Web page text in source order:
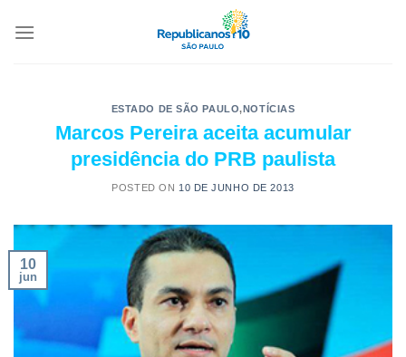
ESTADO DE SÃO PAULO,NOTÍCIAS
Marcos Pereira aceita acumular
presidência do PRB paulista
POSTED ON 10 DE JUNHO DE 2013
10
jun